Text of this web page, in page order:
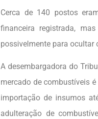
Cerca de 140 postos
financeira registrada,
possivelmente para
A desembargadora do
mercado de combustíveis
importação de insumos
adulteração de